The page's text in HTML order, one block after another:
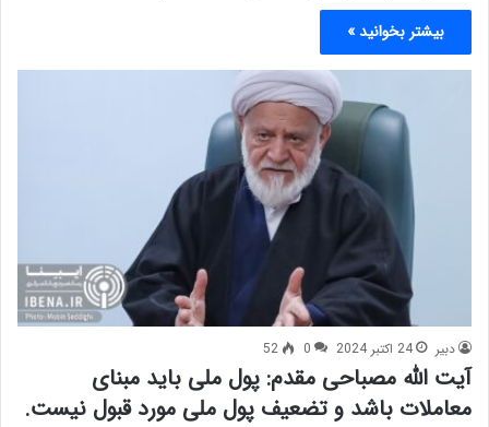
بیشتر بخوانید »
دبیر 24 اکتبر 2024 0
52
آیت الله مصباحی مقدم: پول ملی باید مبنای
معاملات باشد و تضعیف پول ملی مورد قبول نیست.